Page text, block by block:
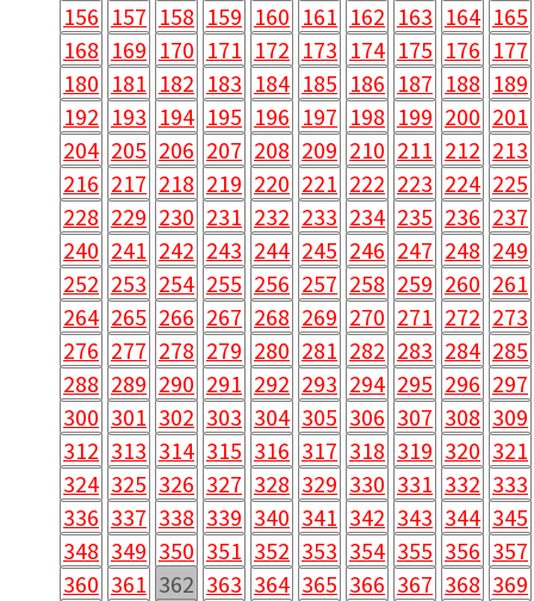
156 157 158 159 160 161 162 163 164 165
168 169 170 171 172 173 174 175 176 177
180 181 182 183 184 185 186 187 188 189
192 193 194 195 196 197 198 199 200 201
204 205 206 207 208 209 210 211 212 213
216 217 218 219 220 221 222 223 224 225
228 229 230 231 232 233 234 235 236 237
240 241 242 243 244 245 246 247 248 249
252 253 254 255 256 257 258 259 260 261
264 265 266 267 268 269 270 271 272 273
276 277 278 279 280 281 282 283 284 285
288 289 290 291 292 293 294 295 296 297
300 301 302 303 304 305 306 307 308 309
312 313 314 315 316 317 318 319 320 321
324 325 326 327 328 329 330 331 332 333
336 337 338 339 340 341 342 343 344 345
348 349 350 351 352 353 354 355 356 357
360 361 362 363 364 365 366 367 368 369